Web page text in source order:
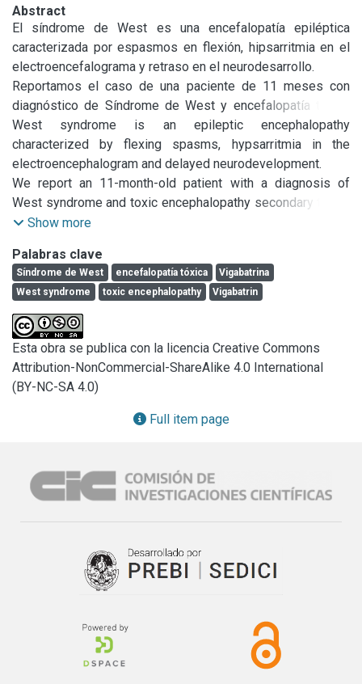
Abstract
El síndrome de West es una encefalopatía epiléptica
caracterizada por espasmos en flexión, hipsarritmia en el
electroencefalograma y retraso en el neurodesarrollo.
Reportamos el caso de una paciente de 11 meses con
diagnóstico de Síndrome de West y encefalopatía tóxica
secundaria al uso de vigabatrina.
West syndrome is an epileptic encephalopathy
characterized by flexing spasms, hypsarritmia in the
electroencephalogram and delayed neurodevelopment.
We report an 11-month-old patient with a diagnosis of
West syndrome and toxic encephalopathy secondary to the
use of vigabatrin.
Show more
Palabras clave
Síndrome de West encefalopatía tóxica
Vigabatrina
West syndrome
toxic encephalopathy Vigabatrin
Esta obra se publica con la licencia Creative Commons
Attribution-NonCommercial-ShareAlike 4.0 International
(BY-NC-SA 4.0)
Full item page